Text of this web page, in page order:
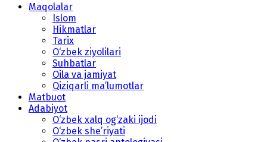
Maqolalar
Islom
Hikmatlar
Tarix
O‘zbek ziyolilari
Suhbatlar
Oila va jamiyat
Qiziqarli ma’lumotlar
Matbuot
Adabiyot
O‘zbek xalq og‘zaki ijodi
O‘zbek she’riyati